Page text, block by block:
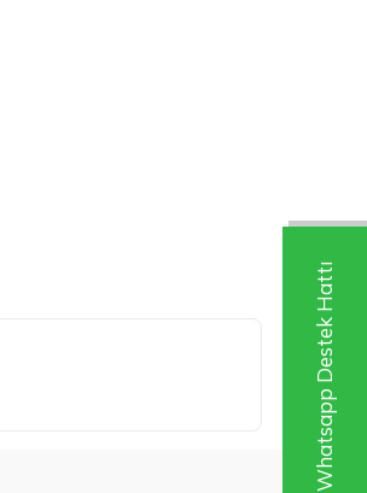
Whatsapp Destek Hattı